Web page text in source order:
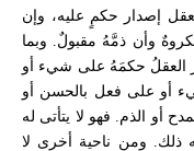
إصدار حكمٍ عليه، وإن
وأن ذمَّهُ مقبولٌ. وبما
العقلُ حكمَهُ على شيء أو
أو على فعل بالحسن أو
أو الذم. فهو لا يتأتى له
ذلك. ومن ناحية أخرى لا